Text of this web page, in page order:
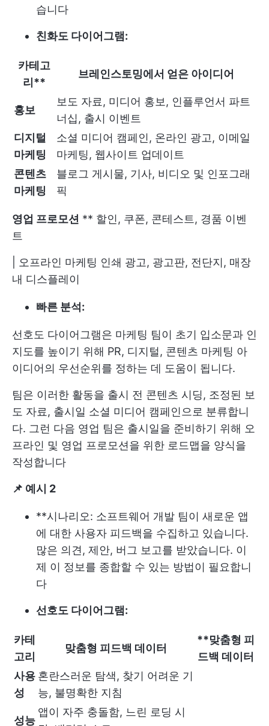
습니다
친화도 다이어그램:
카테고
리**
브레인스토밍에서 얻은 아이디어
홍보
보도 자료, 미디어 홍보, 인플루언서 파트
너십, 출시 이벤트
디지털
마케팅
소셜 미디어 캠페인, 온라인 광고, 이메일
마케팅, 웹사이트 업데이트
콘텐츠
마케팅
블로그 게시물, 기사, 비디오 및 인포그래
픽
영업 프로모션 ** 할인, 쿠폰, 콘테스트, 경품 이벤
트
| 오프라인 마케팅 인쇄 광고, 광고판, 전단지, 매장
내 디스플레이
빠른 분석:
선호도 다이어그램은 마케팅 팀이 초기 입소문과 인
지도를 높이기 위해 PR, 디지털, 콘텐츠 마케팅 아
이디어의 우선순위를 정하는 데 도움이 됩니다.
팀은 이러한 활동을 출시 전 콘텐츠 시딩, 조정된 보
도 자료, 출시일 소셜 미디어 캠페인으로 분류합니
다. 그런 다음 영업 팀은 출시일을 준비하기 위해 오
프라인 및 영업 프로모션을 위한 로드맵을 양식을
작성합니다
📌 예시 2
**시나리오: 소프트웨어 개발 팀이 새로운 앱
에 대한 사용자 피드백을 수집하고 있습니다.
많은 의견, 제안, 버그 보고를 받았습니다. 이
제 이 정보를 종합할 수 있는 방법이 필요합니
다
선호도 다이어그램:
카테
고리
맞춤형 피드백 데이터
**맞춤형 피
드백 데이터
사용
성
혼란스러운 탐색, 찾기 어려운 기
능, 불명확한 지침
성능
앱이 자주 충돌함, 느린 로딩 시